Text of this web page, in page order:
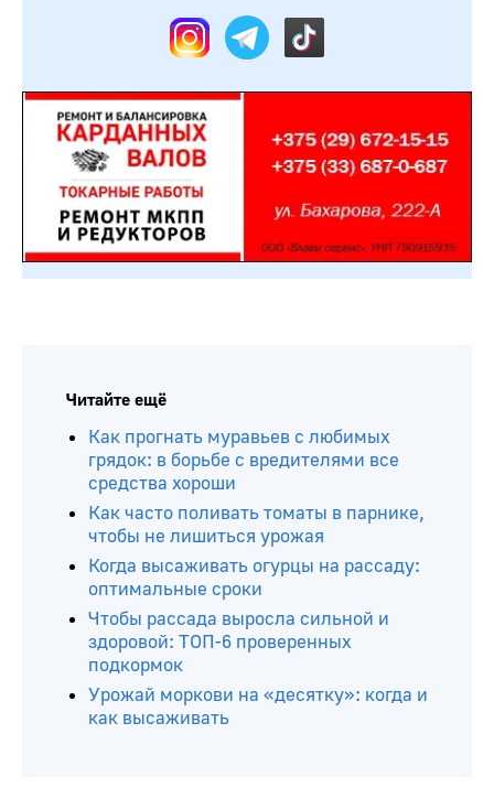
Читайте ещё
Как прогнать муравьев с любимых
грядок: в борьбе с вредителями все
средства хороши
Как часто поливать томаты в парнике,
чтобы не лишиться урожая
Когда высаживать огурцы на рассаду:
оптимальные сроки
Чтобы рассада выросла сильной и
здоровой: ТОП-6 проверенных
подкормок
Урожай моркови на «десятку»: когда и
как высаживать